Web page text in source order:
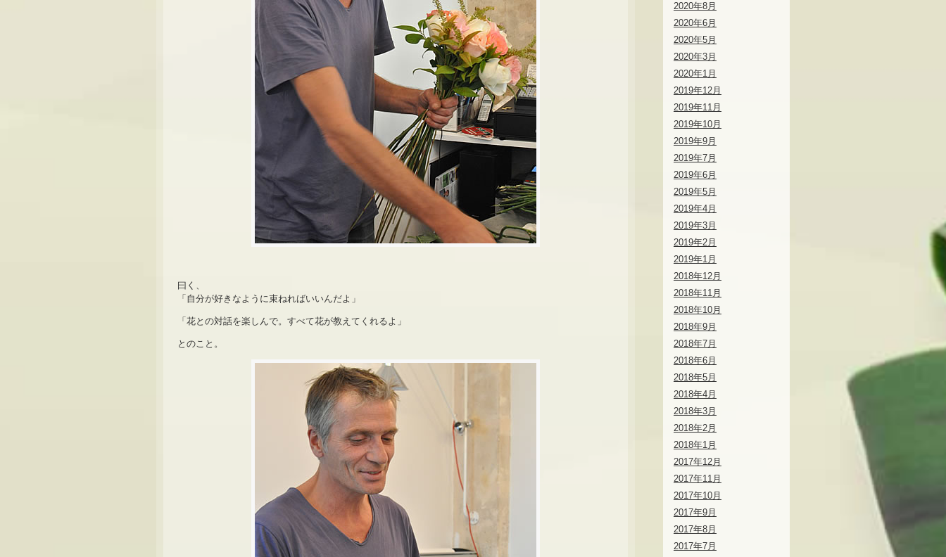
曰く、
「自分が好きなように束ねればいいんだよ」
「花との対話を楽しんで。すべて花が教えてくれるよ」
とのこと。
2020年8月
2020年6月
2020年5月
2020年3月
2020年1月
2019年12月
2019年11月
2019年10月
2019年9月
2019年7月
2019年6月
2019年5月
2019年4月
2019年3月
2019年2月
2019年1月
2018年12月
2018年11月
2018年10月
2018年9月
2018年7月
2018年6月
2018年5月
2018年4月
2018年3月
2018年2月
2018年1月
2017年12月
2017年11月
2017年10月
2017年9月
2017年8月
2017年7月